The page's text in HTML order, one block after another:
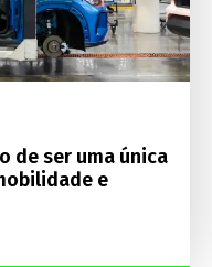
de ser uma única
e